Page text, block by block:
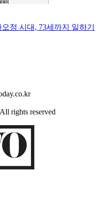
정 시대, 73세까지 일하기
rights reserved